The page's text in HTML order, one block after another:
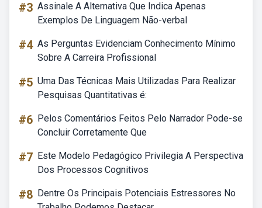
#3 Assinale A Alternativa Que Indica Apenas
Exemplos De Linguagem Não-verbal
#4 As Perguntas Evidenciam Conhecimento Mínimo
Sobre A Carreira Profissional
#5 Uma Das Técnicas Mais Utilizadas Para Realizar
Pesquisas Quantitativas é:
#6 Pelos Comentários Feitos Pelo Narrador Pode-se
Concluir Corretamente Que
#7 Este Modelo Pedagógico Privilegia A Perspectiva
Dos Processos Cognitivos
#8 Dentre Os Principais Potenciais Estressores No